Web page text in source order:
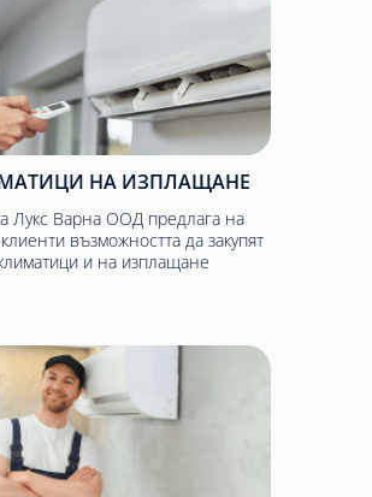
НА ИЗПЛАЩАНЕ
Лукс Варна ООД предлага на
възможността да закупят
и на изплащане